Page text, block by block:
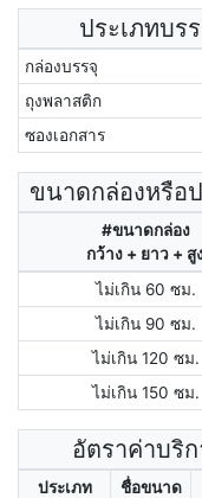
ประเภทบร
กล่องบรรจุ
ถุงพลาสติก
ซองเอกสาร
ขนาดกล่องหรือป
#ขนาดกล่อง
กว้าง + ยาว + สู
ไม่เกิน 60 ซม.
ไม่เกิน 90 ซม.
ไม่เกิน 120 ซม.
ไม่เกิน 150 ซม.
อัตราค่าบริก
ประเภท
ชื่อขนาด